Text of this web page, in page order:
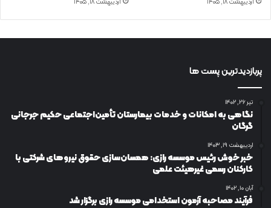
پربازدیدترین پست ها
تیر ۲۶, ۱۴۰۲
نگاهی به امکانات و خدمات بیمارستان تأمین‌اجتماعی حکیم جرجانی
گرگان
اردیبهشت ۱۹, ۱۴۰۳
خبر خوش رئیس موسسه رازی: همسان‌سازی حقوق نیروهای شرکتی با
کارکنان رسمی غیرهیئت علمی
آبان ۱۰, ۱۴۰۲
فرآیند مصاحبه آزمون استخدامی موسسه رازی برگزار شد